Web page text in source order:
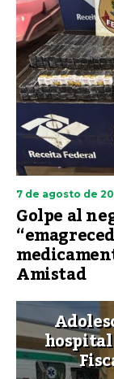
7 de agosto de
Golpe al
Amistad